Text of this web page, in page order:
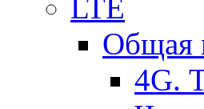
LTE
Общая
4G.